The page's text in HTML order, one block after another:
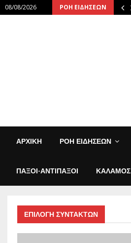
08/08/2026 ΡΟΗ ΕΙΔΗΣΕΩΝ
την…
ΑΡΧΙΚΗ ΡΟΗ ΕΙΔΗΣΕΩΝ
ΠΑΞΟΙ-ΑΝΤΙΠΑΞΟΙ ΚΑΛΑΜΟΣ
ΕΠΙΛΟΓΗ ΣΥΝΤΑΚΤΩΝ